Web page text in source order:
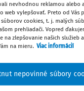
1
dni 2014
nevhodnou reklamou alebo
web vylepšovať. Preto od Vás
cookies, t. j. malých
prehliadači. Vopred
na zlepšovanie našich služieb
na mieru. Viac informácií
nepovinné súbory